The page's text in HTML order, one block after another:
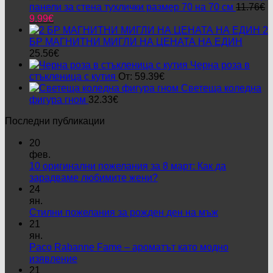
панели за стена тухлички размер 70 на 70 см 11.76€
Original
price
was:
11.76€.
9.99€Текущата
цена
е:
9.99€.
2
БР МАГНИТНИ МИГЛИ НА ЦЕНАТА НА ЕДИН
25.56€
Черна роза в
стъкленица с кутия От: 59.39€
Светеща коледна
фигура гном 32.33€
Последни публикации
20
фев.
10 оригинални пожелания за 8 март: Как да
зарадваме любимите жени?Няма
10
за
24
ян.
Стилни пожелания за рожден ден на мъжНяма
Стилни
21
ян.
Paco Rabanne Fame – ароматът като модно
изявлениеНяма
21